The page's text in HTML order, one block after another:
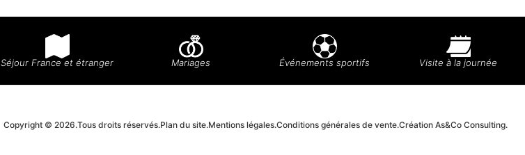
Séjour France et étranger Mariages Événements sportifs Visite à la journée
Copyright © 2026.Tous droits réservés.Plan du site.Mentions légales.Conditions générales de vente.Création As&Co Consulting.